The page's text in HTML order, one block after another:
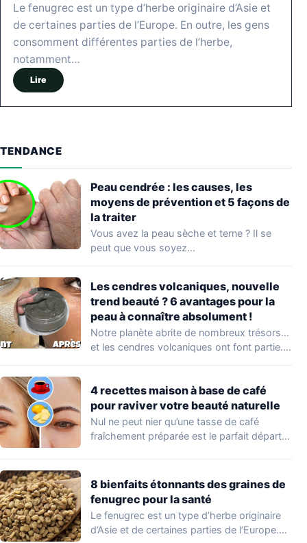
Le fenugrec est un type d’herbe originaire d’Asie et
de certaines parties de l’Europe. En outre, les gens
consomment différentes parties de l’herbe,
notamment…
Lire
TENDANCE
Peau cendrée : les causes, les
moyens de prévention et 5 façons de
la traiter
Vous avez la peau sèche et terne ? Il se
peut que vous soyez…
Les cendres volcaniques, nouvelle
trend beauté ? 6 avantages pour la
peau à connaître absolument !
Notre planète abrite de nombreux trésors…
et les cendres volcaniques ont font partie.
4 recettes maison à base de café
pour raviver votre beauté naturelle
Nul ne peut nier qu’une tasse de café
fraîchement préparée est le parfait départ…
8 bienfaits étonnants des graines de
fenugrec pour la santé
Le fenugrec est un type d’herbe originaire
d’Asie et de certaines parties de l’Europe.…